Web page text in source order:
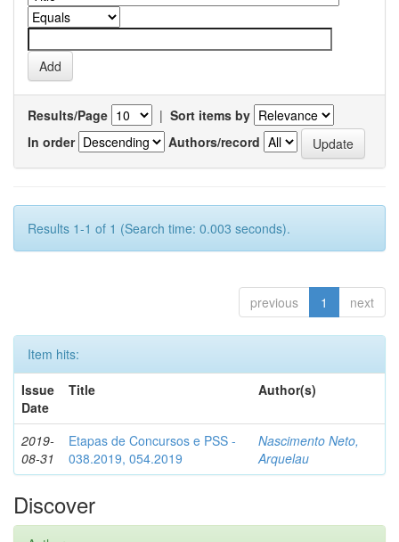
Results/Page | Sort items by
In order
Authors/record
Results 1-1 of 1 (Search time: 0.003 seconds).
previous 1 next
Item hits:
Issue
Date
Title Author(s)
2019-
08-31
Etapas de Concursos e PSS -
038.2019, 054.2019
Nascimento Neto,
Arquelau
Discover